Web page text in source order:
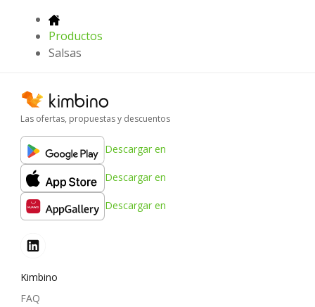
Productos
Salsas
Las ofertas, propuestas y descuentos
Descargar en
Descargar en
Descargar en
Kimbino
FAQ